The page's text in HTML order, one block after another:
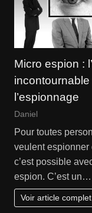
Micro espion :
l’espionnage
Daniel
Pour toutes
veulent espionner
c’est possible
espion. C’est un…
Voir article complet